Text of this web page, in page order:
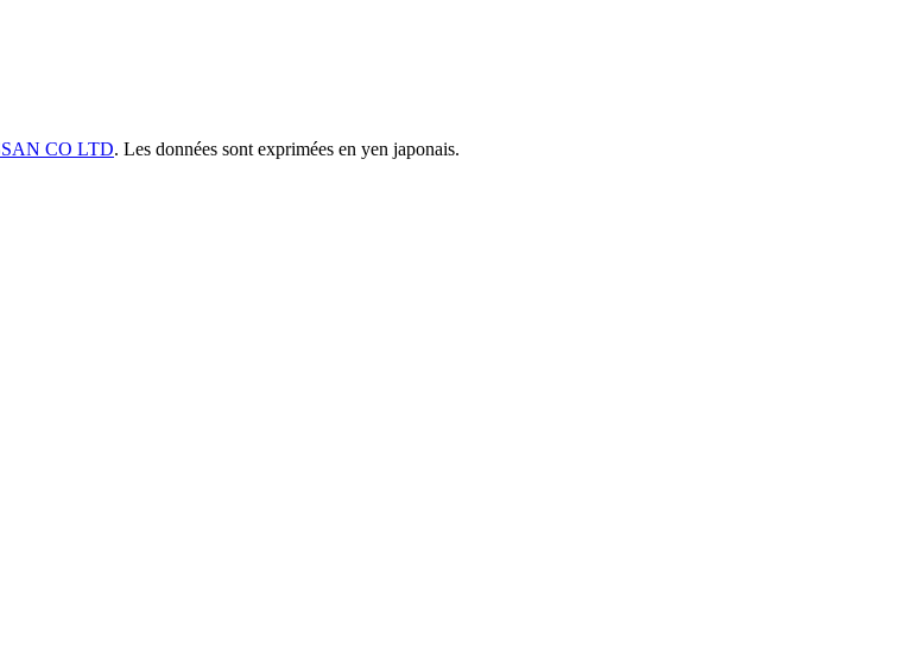
CO LTD. Les données sont exprimées en yen japonais.